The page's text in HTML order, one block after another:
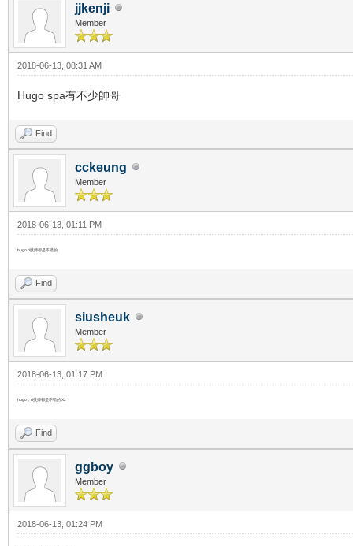
jjkenji
Member
2018-06-13, 08:31 AM
Hugo spa有不少帥哥
Find
cckeung
Member
2018-06-13, 01:11 PM
hugo d技师都是不错的
Find
siusheuk
Member
2018-06-13, 01:17 PM
hugo，d技师都是不错的 X2
Find
ggboy
Member
2018-06-13, 01:24 PM